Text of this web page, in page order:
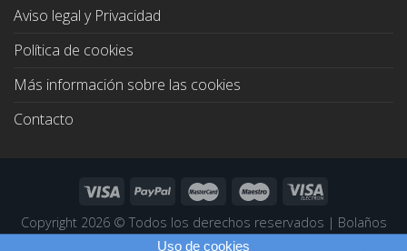
Aviso legal y Privacidad
Política de cookies
Más información sobre las cookies
Contacto
Copyright 2026 © Todos los derechos reservados | Bolaños
Páginas Web Profesionales
Uso de cookies